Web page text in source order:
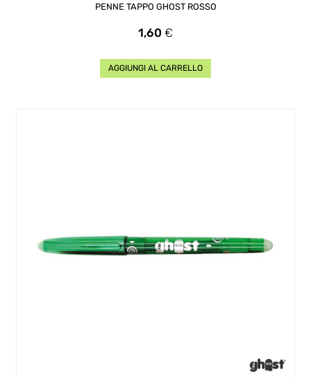
PENNE TAPPO GHOST ROSSO
Prezzo
1,60 €
AGGIUNGI AL CARRELLO